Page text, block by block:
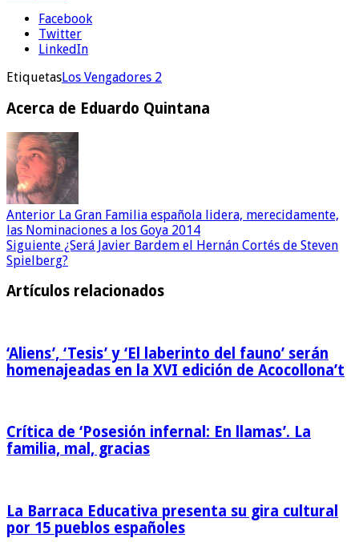
Facebook
Twitter
LinkedIn
EtiquetasLos Vengadores 2
Acerca de Eduardo Quintana
Anterior La Gran Familia española lidera, merecidamente,
las Nominaciones a los Goya 2014
Siguiente ¿Será Javier Bardem el Hernán Cortés de Steven
Spielberg?
Artículos relacionados
‘Aliens’, ‘Tesis’ y ‘El laberinto del fauno’ serán
homenajeadas en la XVI edición de Acocollona’t
Crítica de ‘Posesión infernal: En llamas’. La
familia, mal, gracias
La Barraca Educativa presenta su gira cultural
por 15 pueblos españoles